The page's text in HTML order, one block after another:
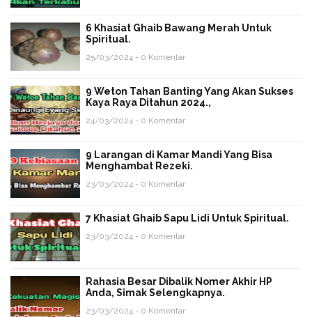
6 Khasiat Ghaib Bawang Merah Untuk
Spiritual.
25/03/2024 - 0 Komentar
9 Weton Tahan Banting Yang Akan Sukses
Kaya Raya Ditahun 2024.,
24/03/2024 - 0 Komentar
9 Larangan di Kamar Mandi Yang Bisa
Menghambat Rezeki.
23/03/2024 - 0 Komentar
7 Khasiat Ghaib Sapu Lidi Untuk Spiritual.
23/03/2024 - 0 Komentar
Rahasia Besar Dibalik Nomer Akhir HP
Anda, Simak Selengkapnya.
23/03/2024 - 0 Komentar